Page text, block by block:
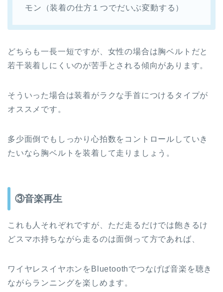
モン（装着の仕方１つでだいぶ変動する）
どちらも一長一短ですが、女性の場合は胸ベルトだと
若干装着しにくいのが苦手とされる傾向があります。
そういった場合は装着がラクな手首につけるタイプが
オススメです。
多少面倒でもしっかり心拍数をコントロールしていき
たいなら胸ベルトを装着して走りましょう。
③音楽再生
これも人それぞれですが、ただ走るだけでは飽きるけ
どスマホ持ちながら走るのは面倒って方であれば、
ワイヤレスイヤホンをBluetoothでつなげば音楽を聴き
ながらランニングを楽しめます。